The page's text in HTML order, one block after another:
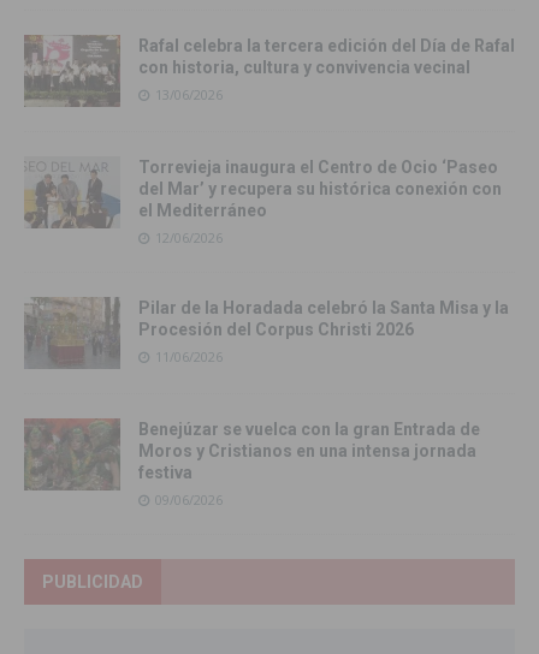
Rafal celebra la tercera edición del Día de Rafal
con historia, cultura y convivencia vecinal
13/06/2026
Torrevieja inaugura el Centro de Ocio ‘Paseo
del Mar’ y recupera su histórica conexión con
el Mediterráneo
12/06/2026
Pilar de la Horadada celebró la Santa Misa y la
Procesión del Corpus Christi 2026
11/06/2026
Benejúzar se vuelca con la gran Entrada de
Moros y Cristianos en una intensa jornada
festiva
09/06/2026
PUBLICIDAD